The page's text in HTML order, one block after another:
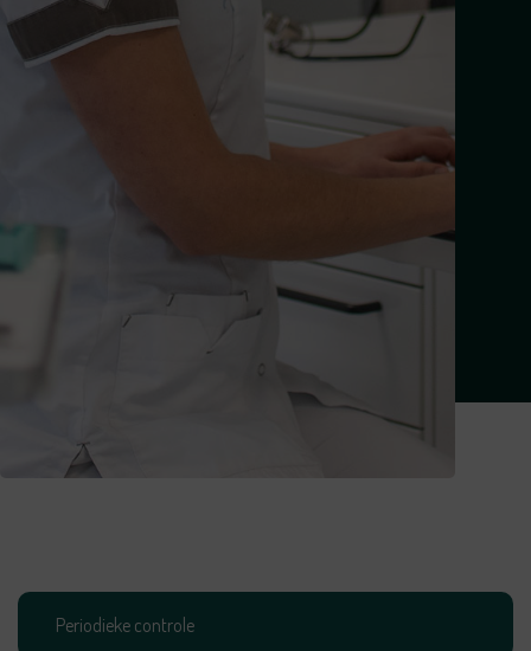
Periodieke controle